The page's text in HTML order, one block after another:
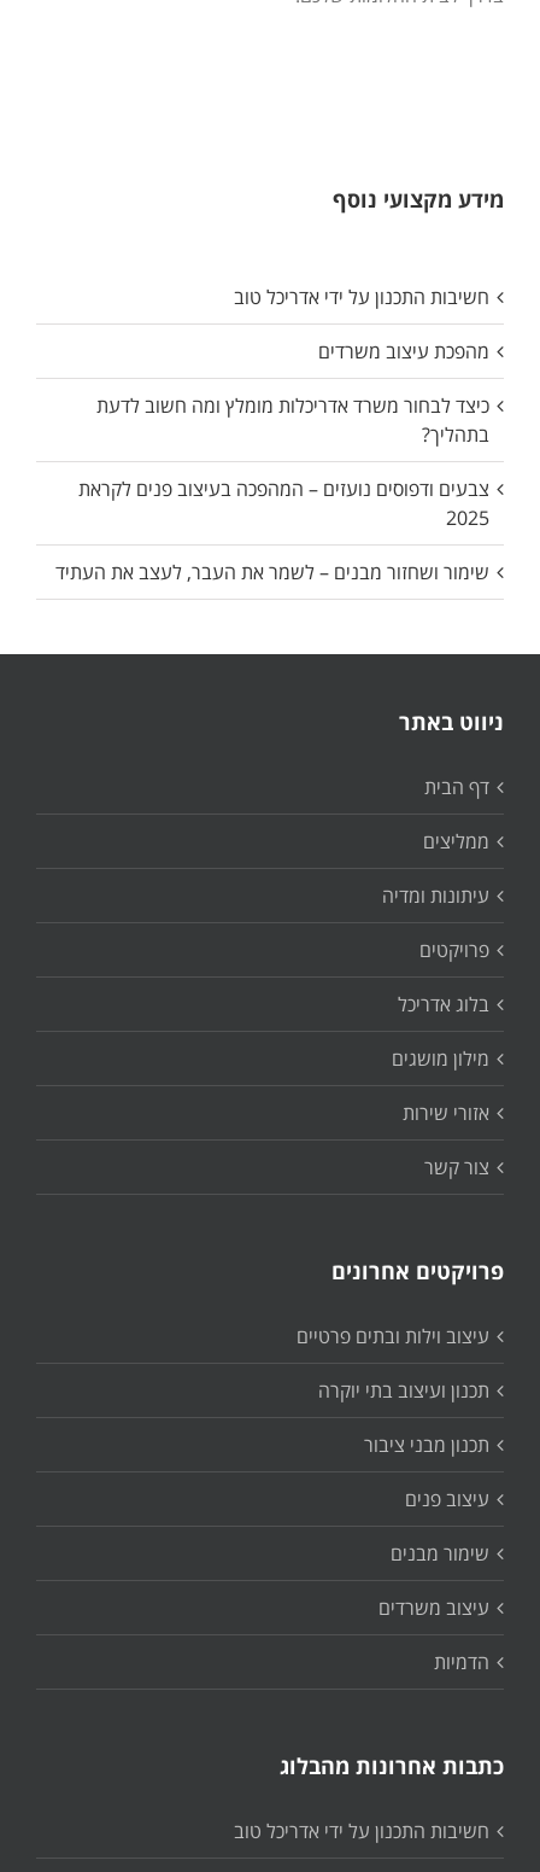
מידע מקצועי נוסף
חשיבות התכנון על ידי אדריכל טוב
מהפכת עיצוב משרדים
כיצד לבחור משרד אדריכלות מומלץ ומה חשוב לדעת
בתהליך?
צבעים ודפוסים נועזים – המהפכה בעיצוב פנים לקראת
2025
שימור ושחזור מבנים – לשמר את העבר, לעצב את העתיד
ניווט באתר
דף הבית
ממליצים
עיתונות ומדיה
פרויקטים
בלוג אדריכל
מילון מושגים
אזורי שירות
צור קשר
פרויקטים אחרונים
עיצוב וילות ובתים פרטיים
תכנון ועיצוב בתי יוקרה
תכנון מבני ציבור
עיצוב פנים
שימור מבנים
עיצוב משרדים
הדמיות
כתבות אחרונות מהבלוג
חשיבות התכנון על ידי אדריכל טוב